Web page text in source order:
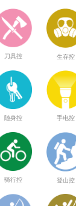
刀具控 生存控
随身控 手电控
骑行控 登山控